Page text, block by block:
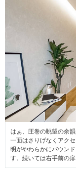
はぁ、圧巻の眺望の余
一面はさりげなくアク
明がやわらかにバウン
す。続いては右手前の